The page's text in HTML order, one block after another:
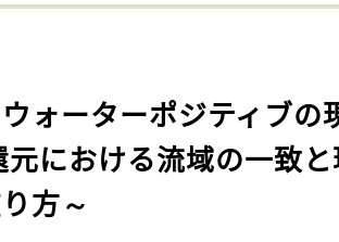
ウォーターポジティブの
元における流域の一致
方～